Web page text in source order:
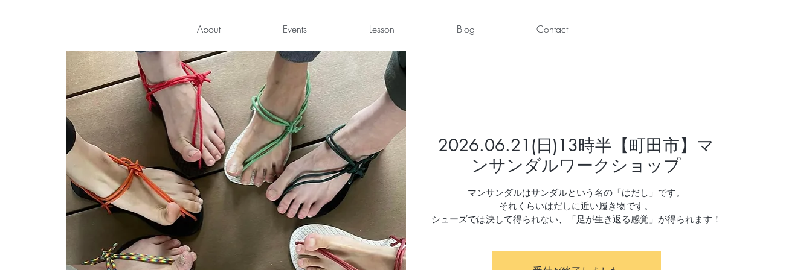
About Events Lesson Blog Contact
2026.06.21(日)13時半【町田市】マ
ンサンダルワークショップ
マンサンダルはサンダルという名の「はだし」です。
それくらいはだしに近い履き物です。
シューズでは決して得られない、「足が生き返る感覚」が得られます！